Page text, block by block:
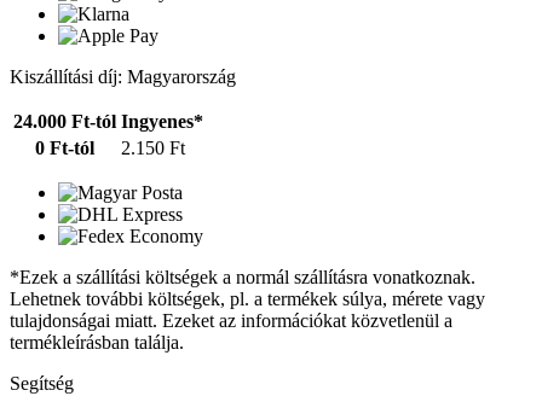
Kiszállítási díj: Magyarország
24.000 Ft-tól Ingyenes*
0 Ft-tól
2.150 Ft
*Ezek a szállítási költségek a normál szállításra vonatkoznak.
Lehetnek további költségek, pl. a termékek súlya, mérete vagy
tulajdonságai miatt. Ezeket az információkat közvetlenül a
termékleírásban találja.
Segítség